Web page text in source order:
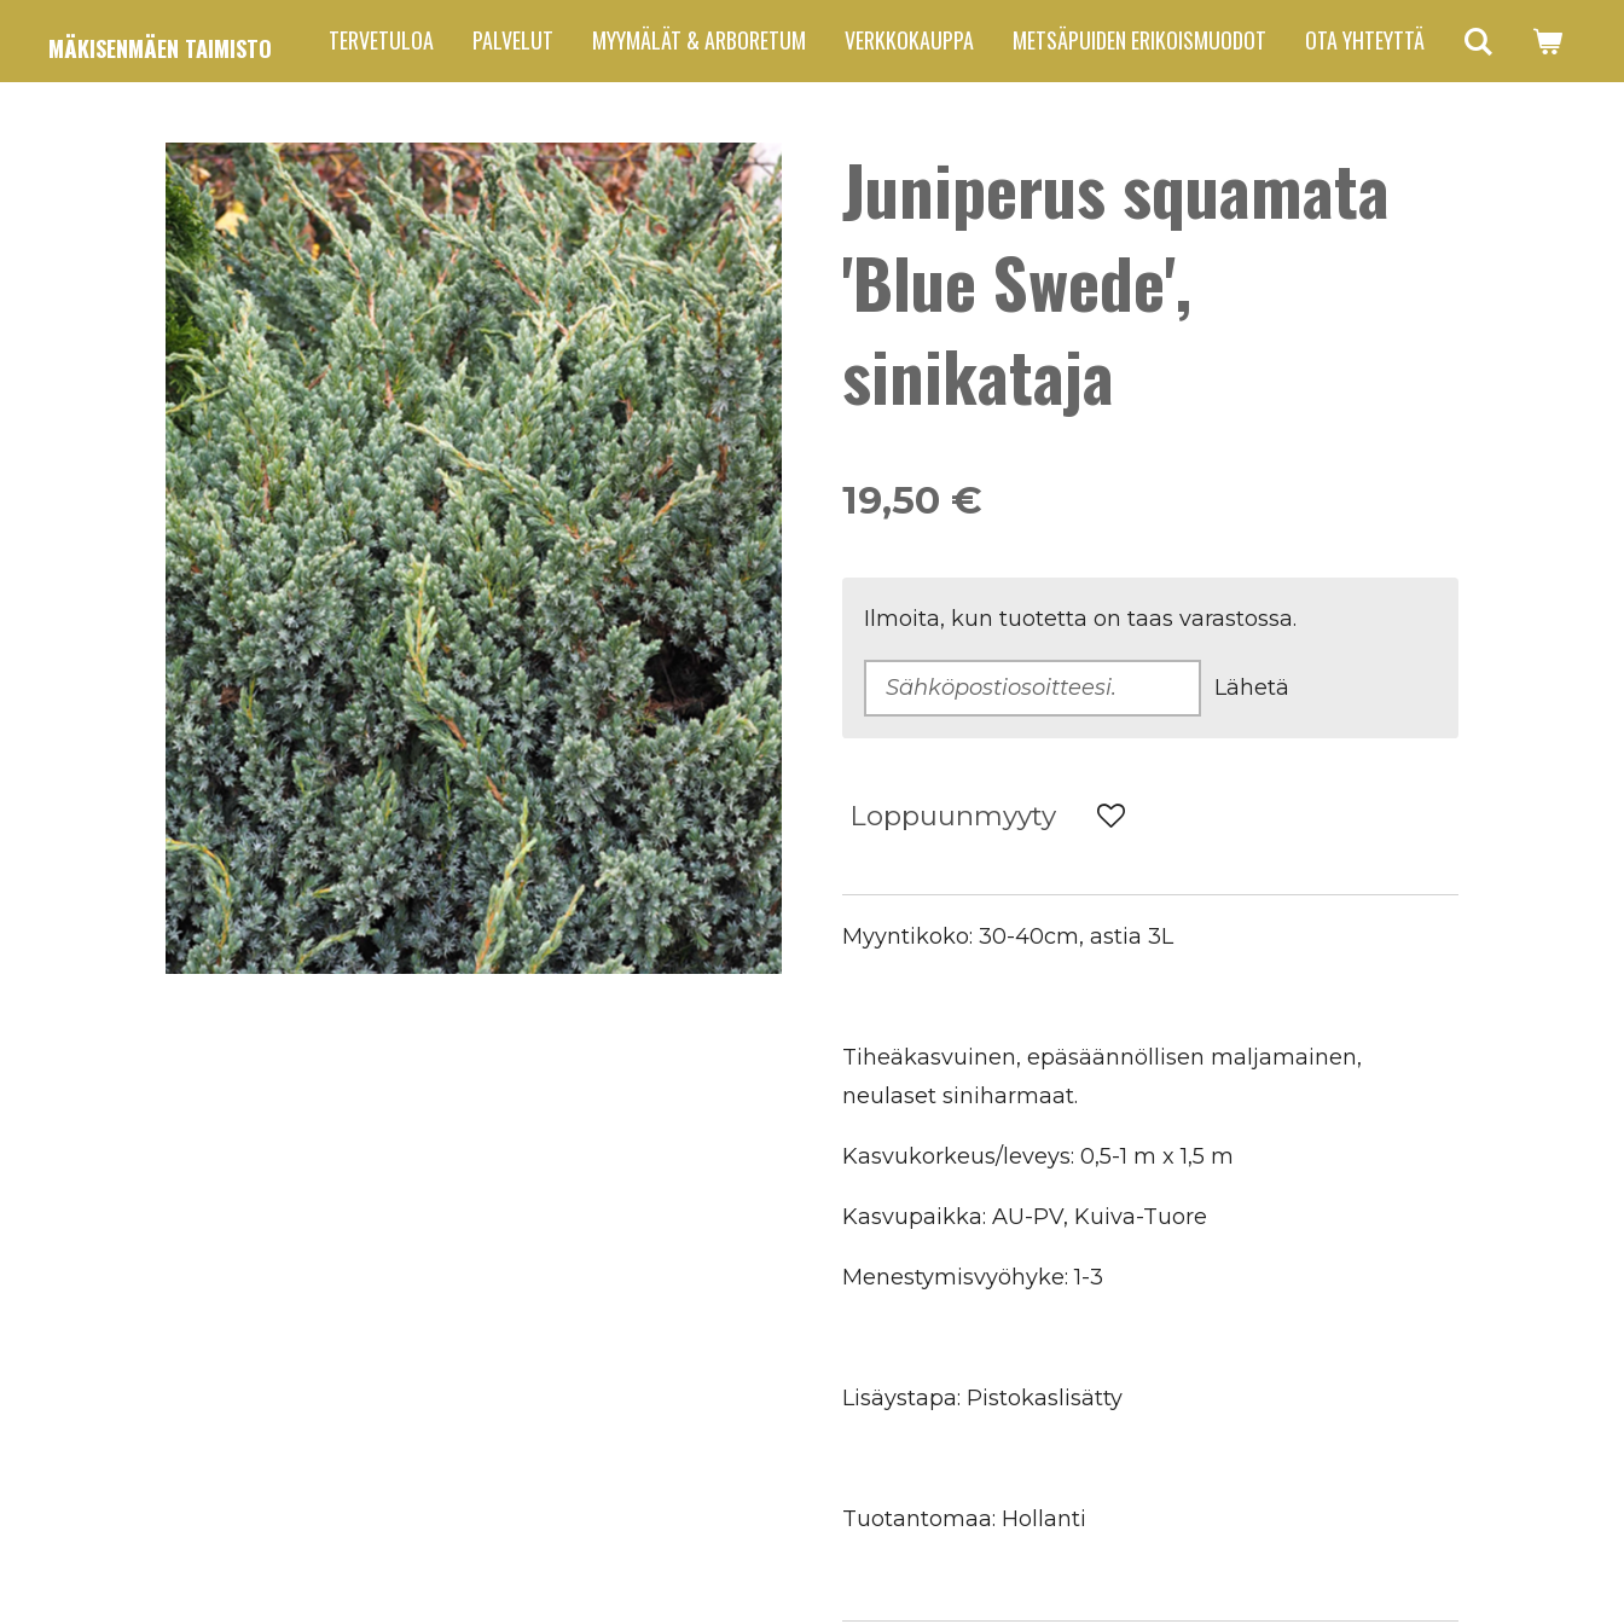
MÄKISENMÄEN TAIMISTO TERVETULOA PALVELUT MYYMÄLÄT & ARBORETUM VERKKOKAUPPA METSÄPUIDEN ERIKOISMUODOT OTA YHTEYTTÄ
Juniperus squamata
'Blue Swede',
sinikataja
19,50 €
Ilmoita, kun tuotetta on taas varastossa.
Lähetä
Loppuunmyyty
Myyntikoko: 30-40cm, astia 3L
Tiheäkasvuinen, epäsäännöllisen maljamainen,
neulaset siniharmaat.
Kasvukorkeus/leveys: 0,5-1 m x 1,5 m
Kasvupaikka: AU-PV, Kuiva-Tuore
Menestymisvyöhyke: 1-3
Lisäystapa: Pistokaslisätty
Tuotantomaa: Hollanti